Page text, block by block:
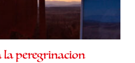
la peregrinacion